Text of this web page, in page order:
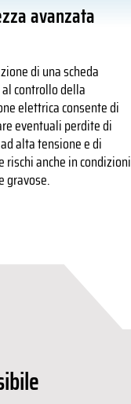
avanzata
di una scheda
controllo della
elettrica consente di
eventuali perdite di
alta tensione e di
rischi anche in condizioni
gravose.